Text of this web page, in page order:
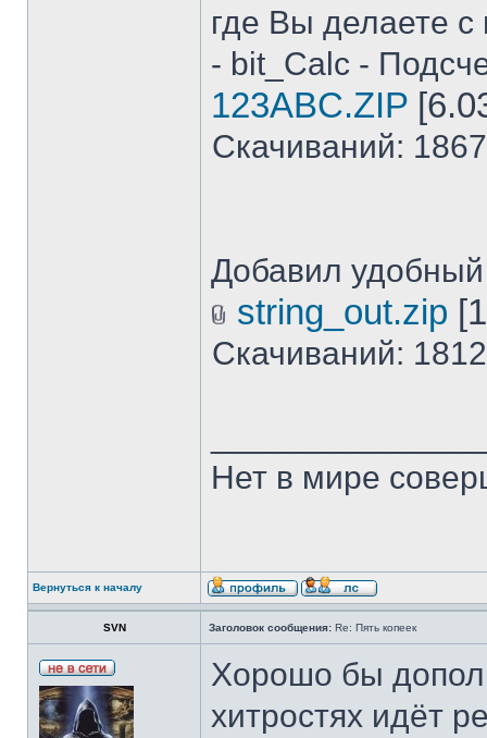
где Вы делаете
- bit_Calc -
123ABC.ZIP
Скачиваний: 1867
Добавил удобный
string_out.zip
Скачиваний: 1812
Нет в мире
Вернуться к началу
SVN Заголовок сообщения: Re: Пять копеек
Хорошо бы
хитростях идёт